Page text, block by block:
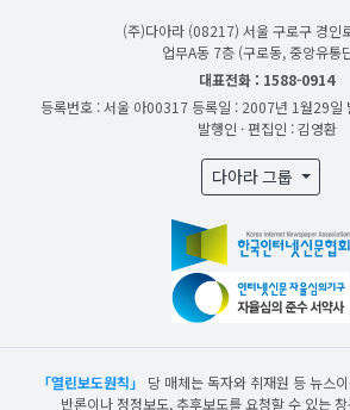
(주)다아라 (08217) 서울 구로구 경인
업무A동 7층 (구로동, 중앙유통
대표전화 : 1588-0914
등록번호 : 서울 아00317 등록일 : 2007년 1월29일
발행인 · 편집인 : 김영환
다아라 그룹
「열린보도원칙」
당 매체는 독자와 취재원 등 뉴스
반론이나 정정보도, 추후보도를 요청할 수 있는